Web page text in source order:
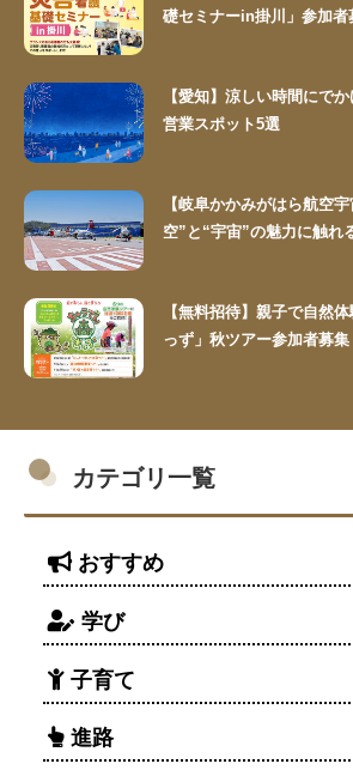
礎セミナーin掛川」参加者
【愛知】涼しい時間にで
営業スポット5選
【岐阜かかみがはら航空
空”と“宇宙”の魅力に触れ
【無料招待】親子で自然
っず」秋ツアー参加者募集
カテゴリ一覧
おすすめ
学び
子育て
進路